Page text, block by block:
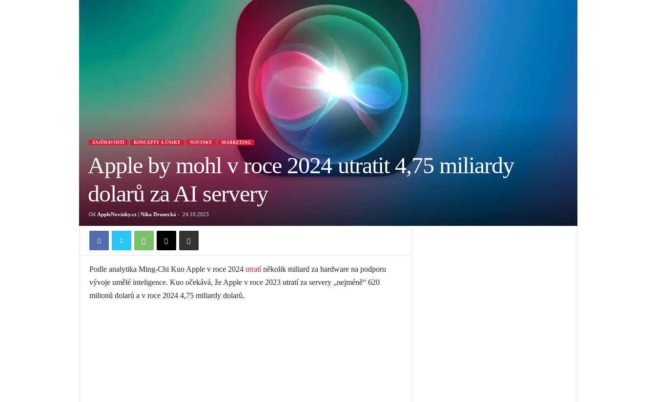
ZAJÍMAVOSTI KONCEPTY A ÚNIKY NOVINKY MARKETING
Apple by mohl v roce 2024 utratit 4,75 miliardy
dolarů za AI servery
Od AppleNovinky.cz | Nika Drunecká - 24.10.2023
Podle analytika Ming-Chi Kuo Apple v roce 2024 utratíněkolik miliard za hardware na podporu
vývoje umělé inteligence. Kuo očekává, že Apple v roce 2023 utratí za servery „nejméně“ 620
milionů dolarů a v roce 2024 4,75 miliardy dolarů.